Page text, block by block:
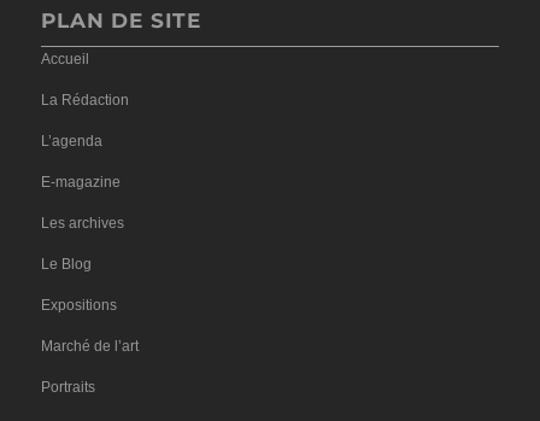
PLAN DE SITE
Accueil
La Rédaction
L’agenda
E-magazine
Les archives
Le Blog
Expositions
Marché de l’art
Portraits